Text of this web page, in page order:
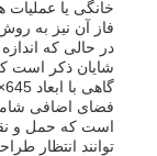
کنترل کیفیت
تماس با ما
خانگی یا
فاز آن نیز به
شایان ذکر است
فضای اضافی
است که حمل و
توانند انتظار